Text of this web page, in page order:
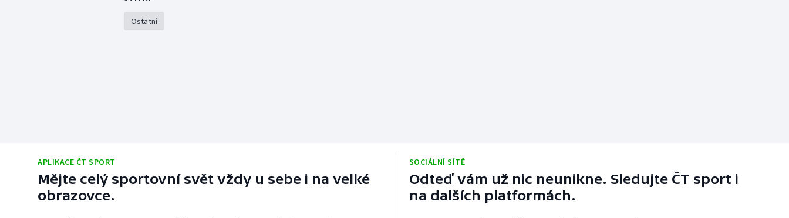
Ostatní
APLIKACE ČT SPORT
Mějte celý sportovní svět vždy u sebe i na velké
obrazovce.
SOCIÁLNÍ SÍTĚ
Odteď vám už nic neunikne. Sledujte ČT sport i
na dalších platformách.